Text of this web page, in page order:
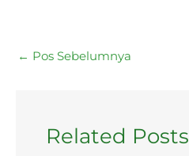
← Pos Sebelumnya
Related Posts